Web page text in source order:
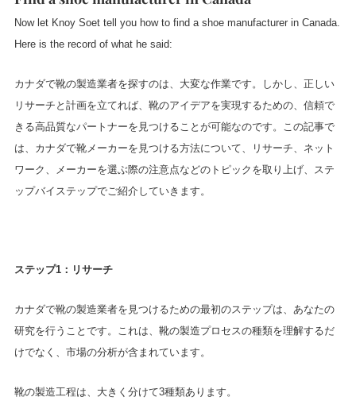
Now let Knoy Soet tell you how to find a shoe manufacturer in Canada.
Here is the record of what he said:
カナダで靴の製造業者を探すのは、大変な作業です。しかし、正しい
リサーチと計画を立てれば、靴のアイデアを実現するための、信頼で
きる高品質なパートナーを見つけることが可能なのです。この記事で
は、カナダで靴メーカーを見つける方法について、リサーチ、ネット
ワーク、メーカーを選ぶ際の注意点などのトピックを取り上げ、ステ
ップバイステップでご紹介していきます。
ステップ1：リサーチ
カナダで靴の製造業者を見つけるための最初のステップは、あなたの
研究を行うことです。これは、靴の製造プロセスの種類を理解するだ
けでなく、市場の分析が含まれています。
靴の製造工程は、大きく分けて3種類あります。